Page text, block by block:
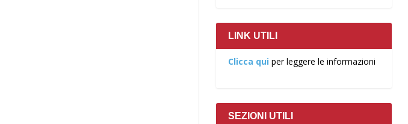
LINK UTILI
Clicca qui per leggere le informazioni
SEZIONI UTILI